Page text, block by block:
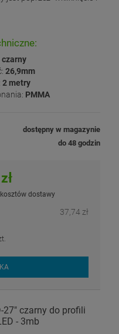
czarny
26,9mm
2 metry
PMMA
dostępny w magazynie
do 48 godzin
kosztów dostawy
37,74 zł
27" czarny do profili
- 3mb